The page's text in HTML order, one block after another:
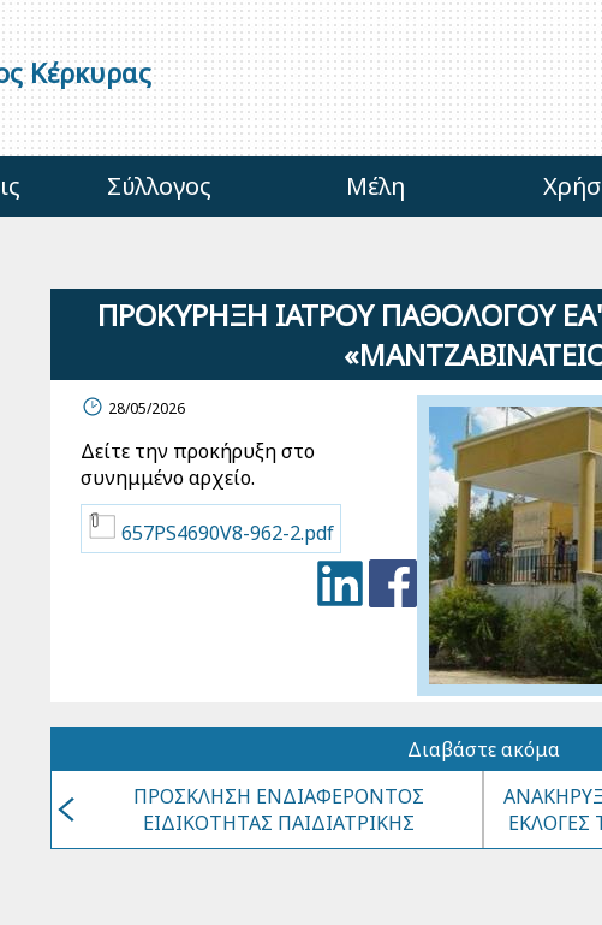
Κέρκυρας
Σύλλογος Μέλη
ΠΡΟΚΥΡΗΞΗ ΙΑΤΡΟΥ ΠΑΘΟΛΟΓΟΥ
28/05/2026
Δείτε την προκήρυξη στο
συνημμένο αρχείο.
657PS4690V8-962-2.pdf
Διαβάστε ακόμα
ΠΡΟΣΚΛΗΣΗ ΕΝΔΙΑΦΕΡΟΝΤΟΣ
ΕΙΔΙΚΟΤΗΤΑΣ ΠΑΙΔΙΑΤΡΙΚΗΣ
ΕΚΛΟΓΕΣ